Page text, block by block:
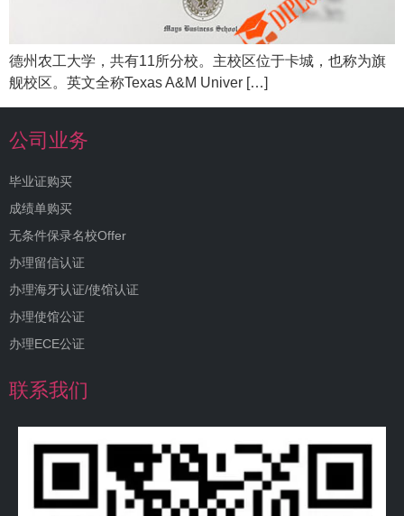
德州农工大学，共有11所分校。主校区位于卡城，也称为旗
舰校区。英文全称Texas A&M Univer […]
公司业务
毕业证购买
成绩单购买
无条件保录名校Offer
办理留信认证
办理海牙认证/使馆认证
办理使馆公证
办理ECE公证
联系我们